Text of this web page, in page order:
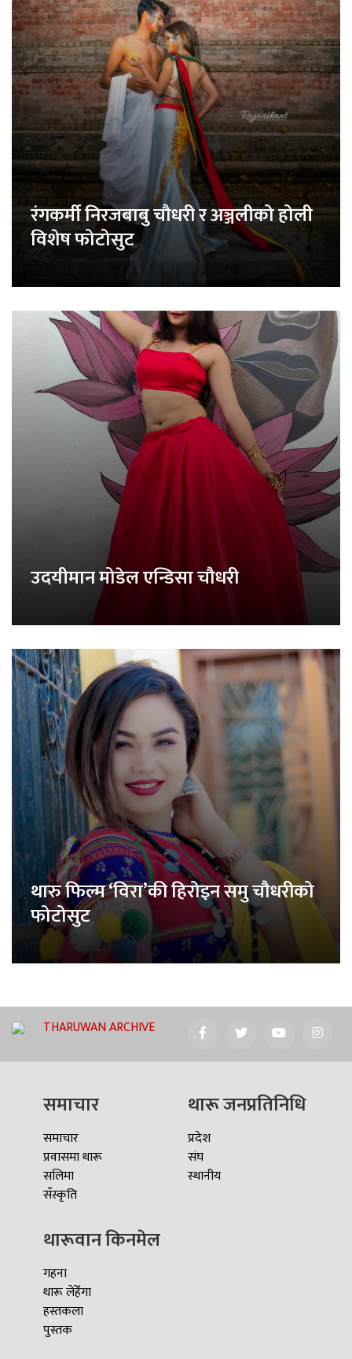
रंगकर्मी निरजबाबु चौधरी र अञ्जलीको होली
विशेष फोटोसुट
उदयीमान मोडेल एन्डिसा चौधरी
थारु फिल्म ‘विरा’की हिरोइन समु चौधरीको
फोटोसुट
THARUWAN ARCHIVE
समाचार
समाचार
प्रवासमा थारू
सलिमा
सँस्कृति
थारू जनप्रतिनिधि
प्रदेश
संघ
स्थानीय
थारूवान किनमेल
गहना
थारू लेहेँगा
हस्तकला
पुस्तक